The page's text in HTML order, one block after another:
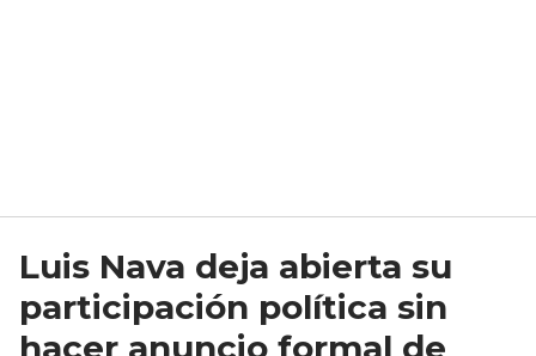
Luis Nava deja abierta su
participación política sin
hacer anuncio formal de